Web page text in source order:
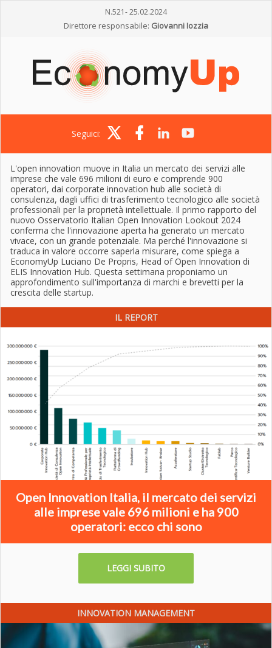
N.521- 25.02.2024
Direttore responsabile: Giovanni Iozzia
Seguici:
L'open innovation muove in Italia un mercato dei servizi alle
imprese che vale 696 milioni di euro e comprende 900
operatori, dai corporate innovation hub alle società di
consulenza, dagli uffici di trasferimento tecnologico alle società
professionali per la proprietà intellettuale. Il primo rapporto del
nuovo Osservatorio Italian Open Innovation Lookout 2024
conferma che l'innovazione aperta ha generato un mercato
vivace, con un grande potenziale. Ma perché l'innovazione si
traduca in valore occorre saperla misurare, come spiega a
EconomyUp Luciano De Propris, Head of Open Innovation di
ELIS Innovation Hub. Questa settimana proponiamo un
approfondimento sull'importanza di marchi e brevetti per la
crescita delle startup.
IL REPORT
Open Innovation Italia, il mercato dei servizi
alle imprese vale 696 milioni e ha 900
operatori: ecco chi sono
LEGGI SUBITO
INNOVATION MANAGEMENT